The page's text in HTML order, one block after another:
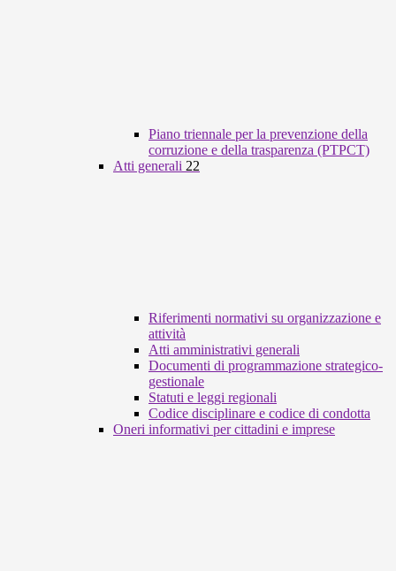
Piano triennale per la prevenzione della
corruzione e della trasparenza (PTPCT)
Atti generali 22
Riferimenti normativi su organizzazione e
attività
Atti amministrativi generali
Documenti di programmazione strategico-
gestionale
Statuti e leggi regionali
Codice disciplinare e codice di condotta
Oneri informativi per cittadini e imprese